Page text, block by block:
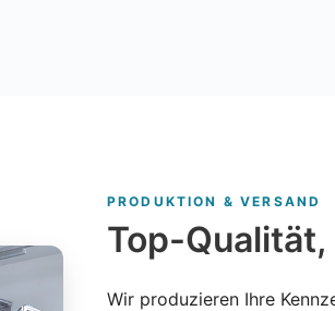
PRODUKTION & VERSAND
Top-
Wir produzieren Ihre